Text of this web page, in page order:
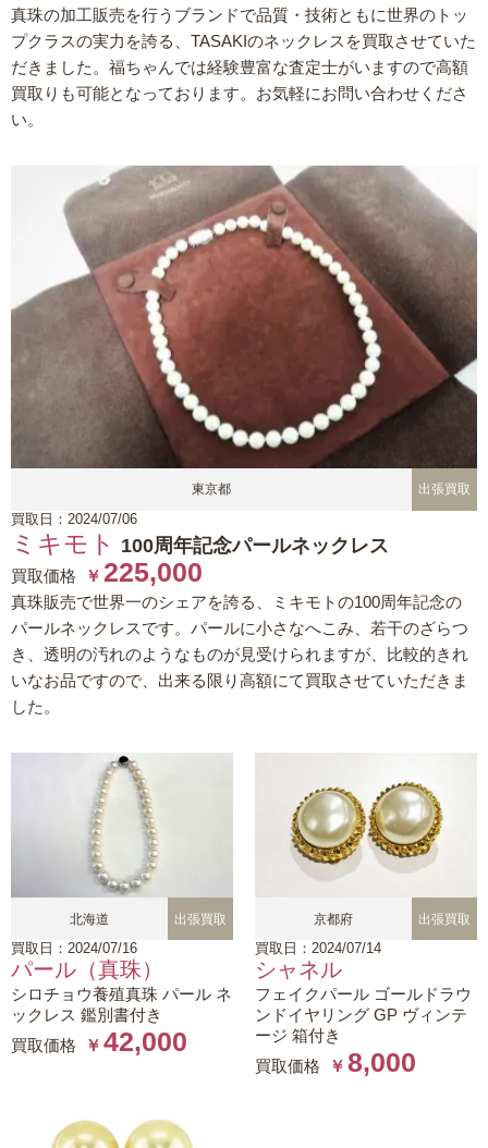
真珠の加工販売を行うブランドで品質・技術ともに世界のトッ
プクラスの実力を誇る、TASAKIのネックレスを買取させていた
だきました。福ちゃんでは経験豊富な査定士がいますので高額
買取りも可能となっております。お気軽にお問い合わせくださ
い。
東京都 出張買取
買取日：2024/07/06
ミキモト 100周年記念パールネックレス
買取価格 ￥ 225,000
真珠販売で世界一のシェアを誇る、ミキモトの100周年記念の
パールネックレスです。パールに小さなへこみ、若干のざらつ
き、透明の汚れのようなものが見受けられますが、比較的きれ
いなお品ですので、出来る限り高額にて買取させていただきま
した。
北海道 出張買取
買取日：2024/07/16
パール（真珠）
シロチョウ養殖真珠 パール ネ
ックレス 鑑別書付き
買取価格
￥ 42,000
京都府 出張買取
買取日：2024/07/14
シャネル
フェイクパール ゴールドラウ
ンドイヤリング GP ヴィンテ
ージ 箱付き
買取価格
￥ 8,000